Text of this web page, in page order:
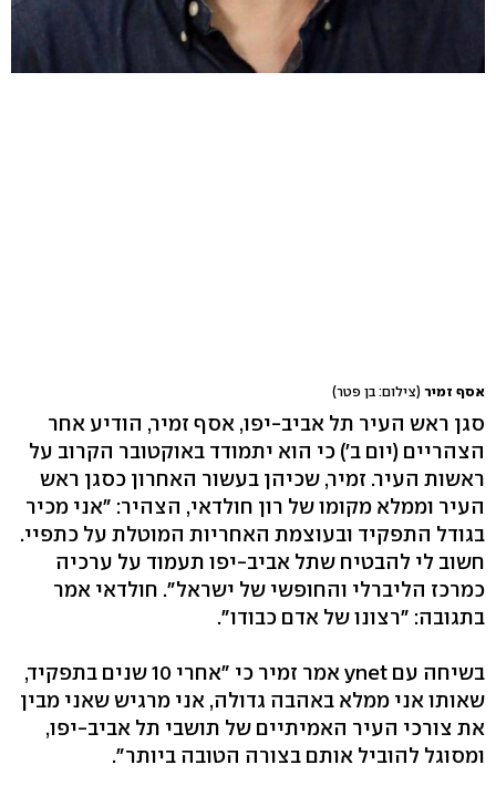
אסף זמיר (צילום: בן פטר)
סגן ראש העיר תל אביב-יפו, אסף זמיר, הודיע אחר
הצהריים (יום ב') כי הוא יתמודד באוקטובר הקרוב על
ראשות העיר. זמיר, שכיהן בעשור האחרון כסגן ראש
העיר וממלא מקומו של רון חולדאי, הצהיר: "אני מכיר
בגודל התפקיד ובעוצמת האחריות המוטלת על כתפיי.
חשוב לי להבטיח שתל אביב-יפו תעמוד על ערכיה
כמרכז הליברלי והחופשי של ישראל". חולדאי אמר
בתגובה: "רצונו של אדם כבודו".
בשיחה עם ynet אמר זמיר כי "אחרי 10 שנים בתפקיד,
שאותו אני ממלא באהבה גדולה, אני מרגיש שאני מבין
את צורכי העיר האמיתיים של תושבי תל אביב-יפו,
ומסוגל להוביל אותם בצורה הטובה ביותר".